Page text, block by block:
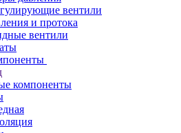
вентили
и протока
вентили
компоненты